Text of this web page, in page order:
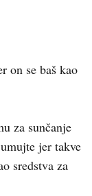
on se baš kao
za sunčanje
jer takve
sredstva za